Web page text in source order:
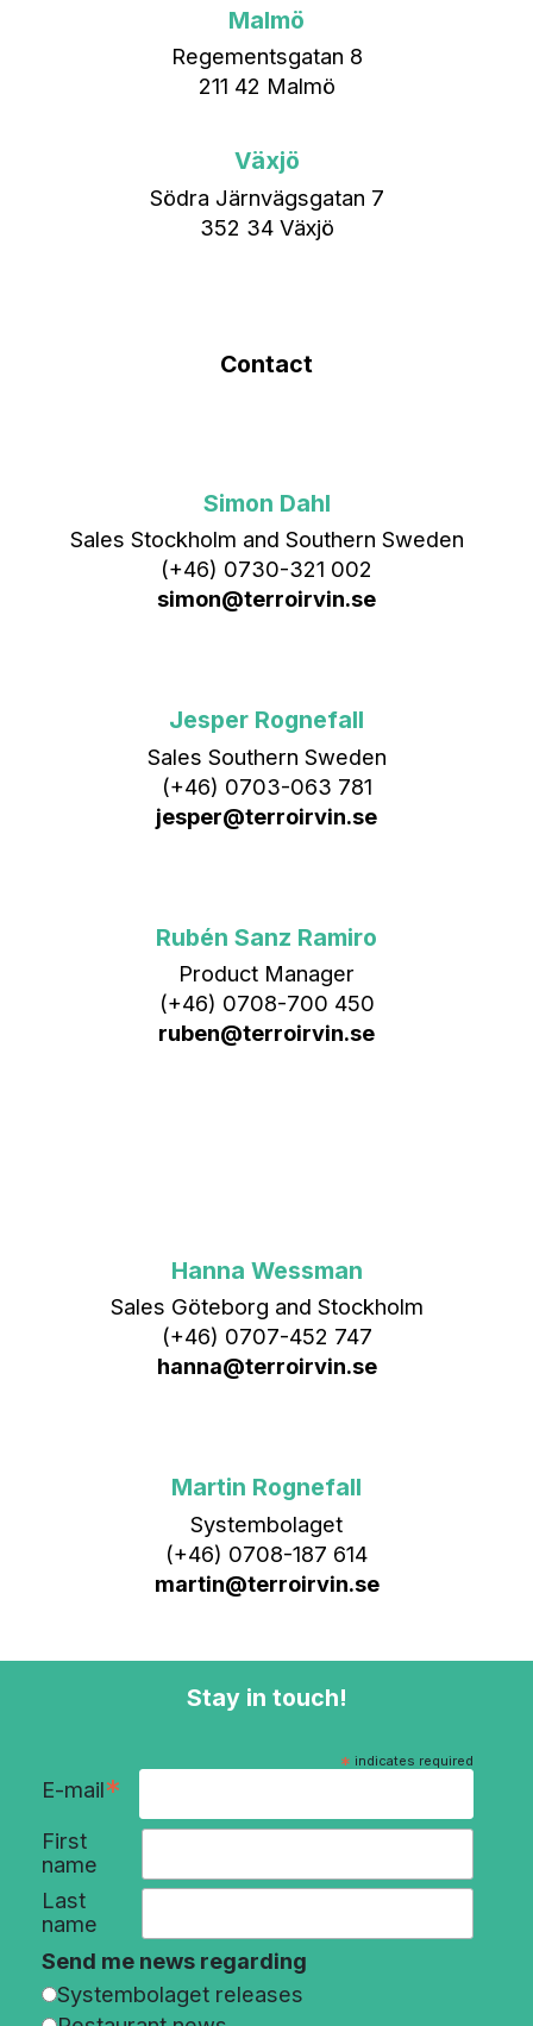
Malmö
Regementsgatan 8
211 42 Malmö
Växjö
Södra Järnvägsgatan 7
352 34 Växjö
Contact
Simon Dahl
Sales Stockholm and Southern Sweden
(+46) 0730-321 002
simon@terroirvin.se
Jesper Rognefall
Sales Southern Sweden
(+46) 0703-063 781
jesper@terroirvin.se
Rubén Sanz Ramiro
Product Manager
(+46) 0708-700 450‬
ruben@terroirvin.se
Hanna Wessman
Sales Göteborg and Stockholm
(+46) 0707-452 747
hanna@terroirvin.se
Martin Rognefall
Systembolaget
(+46) 0708-187 614
martin@terroirvin.se
Stay in touch!
* indicates required
E-mail*
First
name
Last
name
Send me news regarding
Systembolaget releases